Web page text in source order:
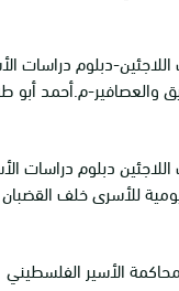
اللاجئين-دبلوم دراسات
والعصافير-م.أحمد أبو
دبلوم دراسات
للأسرى خلف القضبان
الأسير الفلسطيني